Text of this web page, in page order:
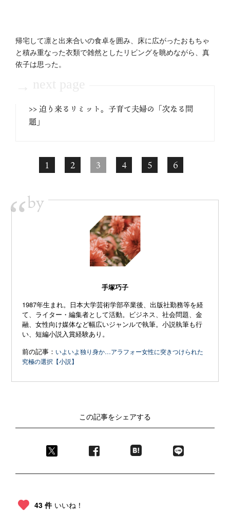
帰宅して凛と出来合いの食卓を囲み、床に広がったおもちゃ
と積み重なった衣類で雑然としたリビングを眺めながら、真
依子は思った。
>> 迫り来るリミット。子育て夫婦の「次なる問
題」
1 2 3 4 5 6
“by
手塚巧子
1987年生まれ。日本大学芸術学部卒業後、出版社勤務等を経
て、ライター・編集者として活動。ビジネス、社会問題、金
融、女性向け媒体など幅広いジャンルで執筆。小説執筆も行
い、短編小説入賞経験あり。
前の記事： いよいよ独り身か…アラフォー女性に突きつけられた
究極の選択【小説】
この記事をシェアする
43 件 いいね！